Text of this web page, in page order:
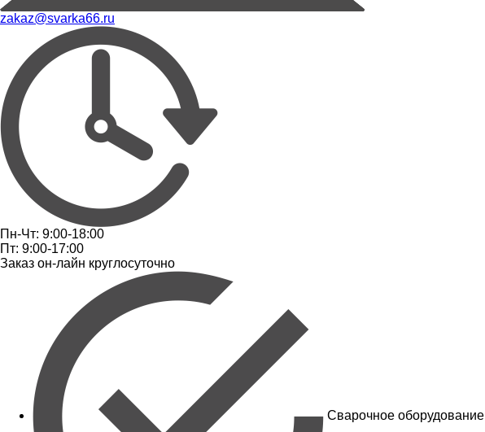
zakaz@svarka66.ru
Пн-Чт: 9:00-18:00
Пт: 9:00-17:00
Заказ он-лайн круглосуточно
Сварочное оборудование